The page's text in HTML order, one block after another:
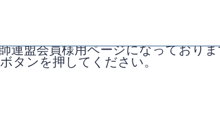
連盟会員様用ページになっており
タンを押してください。